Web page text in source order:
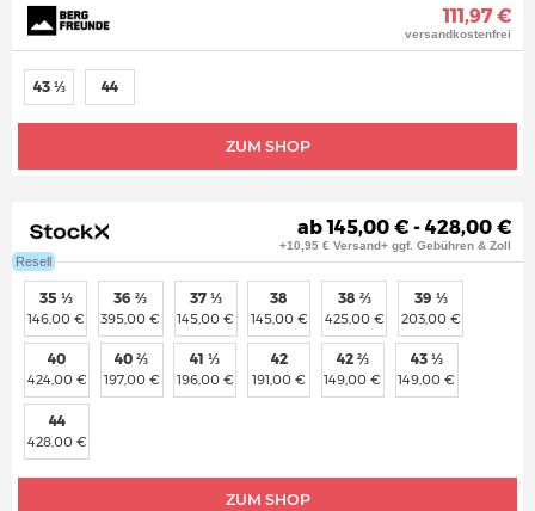
111,97 €
versandkostenfrei
ZUM SHOP
43 ⅓ 44
Resell
ab 145,00 € - 428,00 €
+10,95 € Versand+ ggf. Gebühren & Zoll
ZUM SHOP
35 ⅓
146,00 €
36 ⅔
395,00 €
37 ⅓
145,00 €
38
145,00 €
38 ⅔
425,00 €
39 ⅓
203,00 €
40
424,00 €
40 ⅔
197,00 €
41 ⅓
196,00 €
42
191,00 €
42 ⅔
149,00 €
43 ⅓
149,00 €
44
428,00 €